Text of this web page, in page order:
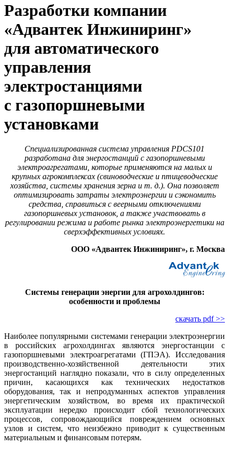
Разработки компании
«Адвантек Инжиниринг»
для автоматического
управления
электростанциями
с газопоршневыми
установками
Специализированная система управления PDCS101
разработана для энергостанций с газопоршневыми
электроагрегатами, которые применяются на малых и
крупных агрокомплексах (свиноводческие и птицеводческие
хозяйства, системы хранения зерна и т. д.). Она позволяет
оптимизировать затраты электроэнергии и сэкономить
средства, справиться с веерными отключениями
газопоршневых установок, а также участвовать в
регулировании режима и работе рынка электроэнергетики на
сверхэффективных условиях.
ООО «Адвантек Инжиниринг», г. Москва
Системы генерации энергии для агрохолдингов:
особенности и проблемы
скачать pdf >>
Наиболее популярными системами генерации электроэнергии
в российских агрохолдингах являются энергостанции с
газопоршневыми электроагрегатами (ГПЭА). Исследования
производственно-хозяйственной деятельности этих
энергостанций наглядно показали, что в си­лу определенных
причин, касающихся как технических недостатков
оборудования, так и непродуманных аспектов управления
энергетическим хозяйством, во время их практической
эксплуатации нередко происходит сбой технологических
процессов, сопровождающийся повреждением основных
узлов и систем, что неизбежно приводит к существенным
материальным и финансовым потерям.